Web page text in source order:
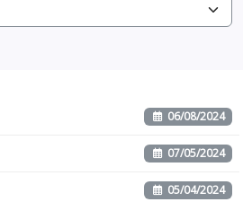
06/08/2024
07/05/2024
05/04/2024